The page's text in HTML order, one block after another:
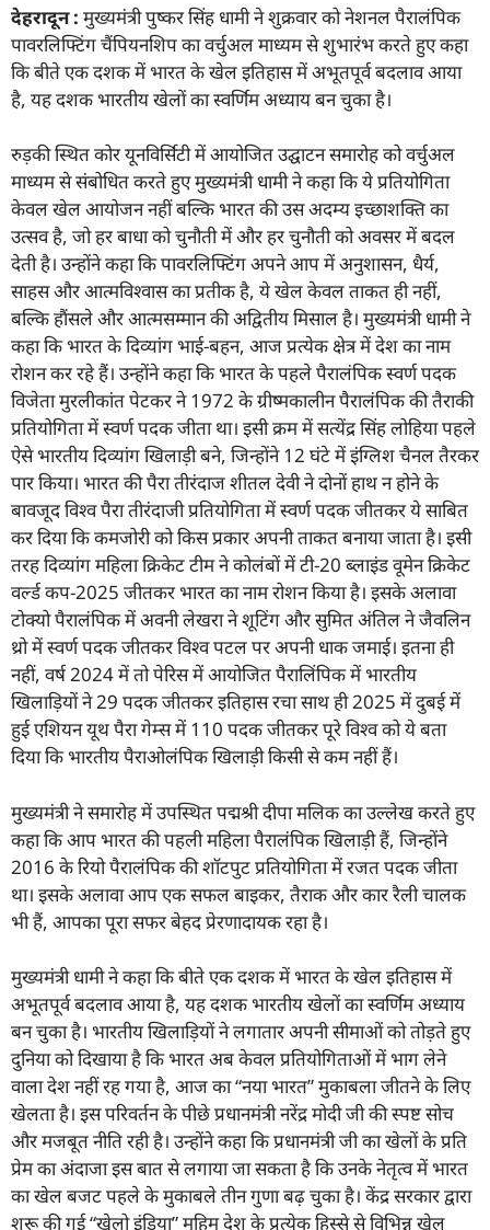
देहरादून : मुख्यमंत्री पुष्कर सिंह धामी ने शुक्रवार को नेशनल पैरालंपिक
पावरलिफ्टिंग चैंपियनशिप का वर्चुअल माध्यम से शुभारंभ करते हुए कहा
कि बीते एक दशक में भारत के खेल इतिहास में अभूतपूर्व बदलाव आया
है, यह दशक भारतीय खेलों का स्वर्णिम अध्याय बन चुका है।
रुड़की स्थित कोर यूनविर्सिटी में आयोजित उद्घाटन समारोह को वर्चुअल
माध्यम से संबोधित करते हुए मुख्यमंत्री धामी ने कहा कि ये प्रतियोगिता
केवल खेल आयोजन नहीं बल्कि भारत की उस अदम्य इच्छाशक्ति का
उत्सव है, जो हर बाधा को चुनौती में और हर चुनौती को अवसर में बदल
देती है। उन्होंने कहा कि पावरलिफ्टिंग अपने आप में अनुशासन, धैर्य,
साहस और आत्मविश्वास का प्रतीक है, ये खेल केवल ताकत ही नहीं,
बल्कि हौंसले और आत्मसम्मान की अद्वितीय मिसाल है। मुख्यमंत्री धामी ने
कहा कि भारत के दिव्यांग भाई-बहन, आज प्रत्येक क्षेत्र में देश का नाम
रोशन कर रहे हैं। उन्होंने कहा कि भारत के पहले पैरालंपिक स्वर्ण पदक
विजेता मुरलीकांत पेटकर ने 1972 के ग्रीष्मकालीन पैरालंपिक की तैराकी
प्रतियोगिता में स्वर्ण पदक जीता था। इसी क्रम में सत्येंद्र सिंह लोहिया पहले
ऐसे भारतीय दिव्यांग खिलाड़ी बने, जिन्होंने 12 घंटे में इंग्लिश चैनल तैरकर
पार किया। भारत की पैरा तीरंदाज शीतल देवी ने दोनों हाथ न होने के
बावजूद विश्व पैरा तीरंदाजी प्रतियोगिता में स्वर्ण पदक जीतकर ये साबित
कर दिया कि कमजोरी को किस प्रकार अपनी ताकत बनाया जाता है। इसी
तरह दिव्यांग महिला क्रिकेट टीम ने कोलंबों में टी-20 ब्लाइंड वूमेन क्रिकेट
वर्ल्ड कप-2025 जीतकर भारत का नाम रोशन किया है। इसके अलावा
टोक्यो पैरालंपिक में अवनी लेखरा ने शूटिंग और सुमित अंतिल ने जैवलिन
थ्रो में स्वर्ण पदक जीतकर विश्व पटल पर अपनी धाक जमाई। इतना ही
नहीं, वर्ष 2024 में तो पेरिस में आयोजित पैरालिंपिक में भारतीय
खिलाड़ियों ने 29 पदक जीतकर इतिहास रचा साथ ही 2025 में दुबई में
हुई एशियन यूथ पैरा गेम्स में 110 पदक जीतकर पूरे विश्व को ये बता
दिया कि भारतीय पैराओलंपिक खिलाड़ी किसी से कम नहीं हैं।
मुख्यमंत्री ने समारोह में उपस्थित पद्मश्री दीपा मलिक का उल्लेख करते हुए
कहा कि आप भारत की पहली महिला पैरालंपिक खिलाड़ी हैं, जिन्होंने
2016 के रियो पैरालंपिक की शॉटपुट प्रतियोगिता में रजत पदक जीता
था। इसके अलावा आप एक सफल बाइकर, तैराक और कार रैली चालक
भी हैं, आपका पूरा सफर बेहद प्रेरणादायक रहा है।
मुख्यमंत्री धामी ने कहा कि बीते एक दशक में भारत के खेल इतिहास में
अभूतपूर्व बदलाव आया है, यह दशक भारतीय खेलों का स्वर्णिम अध्याय
बन चुका है। भारतीय खिलाड़ियों ने लगातार अपनी सीमाओं को तोड़ते हुए
दुनिया को दिखाया है कि भारत अब केवल प्रतियोगिताओं में भाग लेने
वाला देश नहीं रह गया है, आज का “नया भारत” मुकाबला जीतने के लिए
खेलता है। इस परिवर्तन के पीछे प्रधानमंत्री नरेंद्र मोदी जी की स्पष्ट सोच
और मजबूत नीति रही है। उन्होंने कहा कि प्रधानमंत्री जी का खेलों के प्रति
प्रेम का अंदाजा इस बात से लगाया जा सकता है कि उनके नेतृत्व में भारत
का खेल बजट पहले के मुकाबले तीन गुणा बढ़ चुका है। केंद्र सरकार द्वारा
शुरू की गई “खेलो इंडिया” मुहिम देश के प्रत्येक हिस्से से विभिन्न खेल